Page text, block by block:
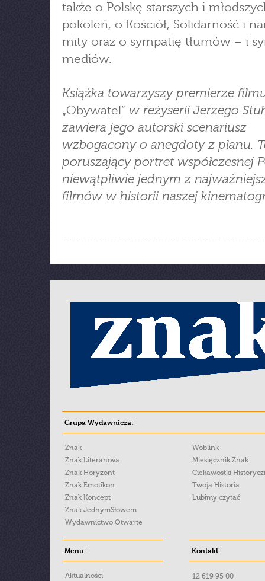
także o Polskę starszych i
pokoleń, o Kościół, Solidarność i
mity oraz o sympatię tłumów − i
mediów.
Książka towarzyszy premierze
„Obywatel” w reżyserii Jerzego
zawiera jego autorski scenariusz
wzbogacony o anegdoty z planu.
poruszający portret współczesnej
niewątpliwie jednym z
filmów w historii naszej
Grupa Wydawnicza:
Znak
Znak Literanova
Znak Horyzont
Znak Emotikon
Znak Koncept
Znak JednymSłowem
Wydawnictwo Otwarte
Woblink
Miesięcznik Znak
Ciekawostki
Twoja Historia
Lubimy czytać
Menu:
Aktualności
Kontakt:
12 619 95 00